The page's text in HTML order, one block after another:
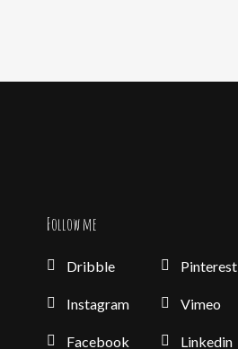
Follow me
Dribble
Instagram
Facebook
Pinterest
Vimeo
Linkedin